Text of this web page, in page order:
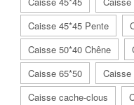
Caisse 45*45 Pente
Caisse 50*40 Chêne
Caisse 65*50
Caisse
Caisse cache-clous